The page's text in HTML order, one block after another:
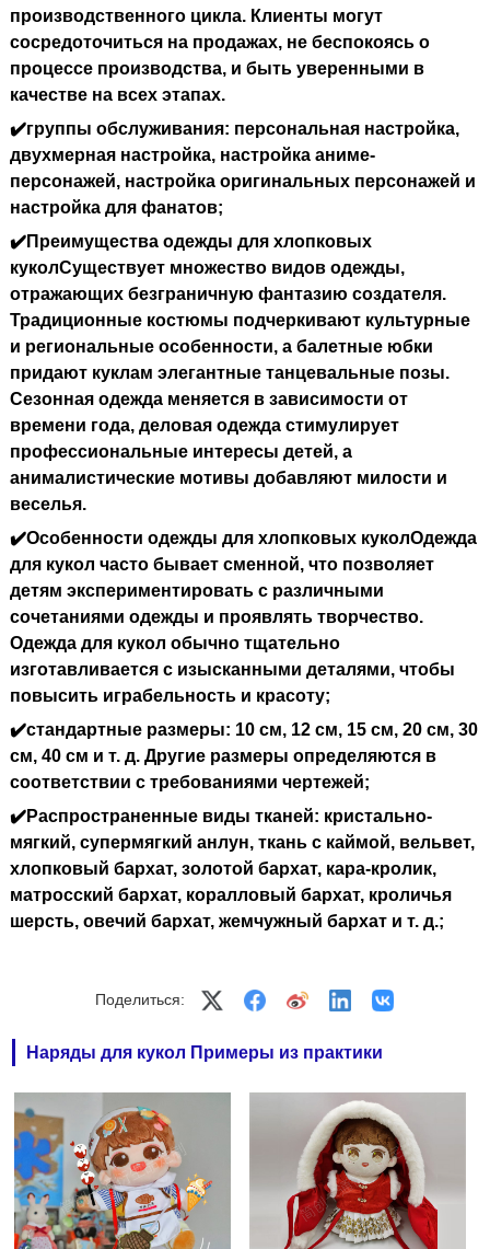
производственного цикла. Клиенты могут
сосредоточиться на продажах, не беспокоясь о
процессе производства, и быть уверенными в
качестве на всех этапах.
✔️группы обслуживания: персональная настройка,
двухмерная настройка, настройка аниме-
персонажей, настройка оригинальных персонажей и
настройка для фанатов;
✔️Преимущества одежды для хлопковых
куколСуществует множество видов одежды,
отражающих безграничную фантазию создателя.
Традиционные костюмы подчеркивают культурные
и региональные особенности, а балетные юбки
придают куклам элегантные танцевальные позы.
Сезонная одежда меняется в зависимости от
времени года, деловая одежда стимулирует
профессиональные интересы детей, а
анималистические мотивы добавляют милости и
веселья.
✔️Особенности одежды для хлопковых куколОдежда
для кукол часто бывает сменной, что позволяет
детям экспериментировать с различными
сочетаниями одежды и проявлять творчество.
Одежда для кукол обычно тщательно
изготавливается с изысканными деталями, чтобы
повысить играбельность и красоту;
✔️стандартные размеры: 10 см, 12 см, 15 см, 20 см, 30
см, 40 см и т. д. Другие размеры определяются в
соответствии с требованиями чертежей;
✔️Распространенные виды тканей: кристально-
мягкий, супермягкий анлун, ткань с каймой, вельвет,
хлопковый бархат, золотой бархат, кара-кролик,
матросский бархат, коралловый бархат, кроличья
шерсть, овечий бархат, жемчужный бархат и т. д.;
Поделиться:
Наряды для кукол Примеры из практики